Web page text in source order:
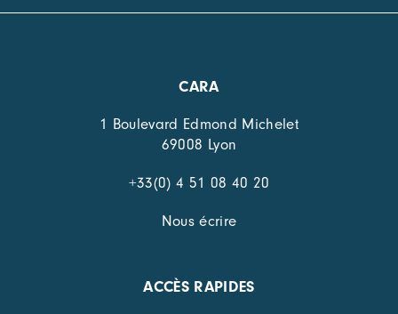
CARA
1 Boulevard Edmond Michelet
69008 Lyon
+33(0) 4 51 08 40 20
Nous écrire
ACCÈS RAPIDES